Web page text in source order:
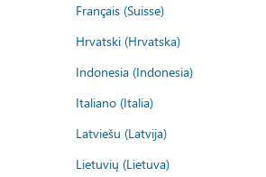
Français (Suisse)
Hrvatski (Hrvatska)
Indonesia (Indonesia)
Italiano (Italia)
Latviešu (Latvija)
Lietuvių (Lietuva)